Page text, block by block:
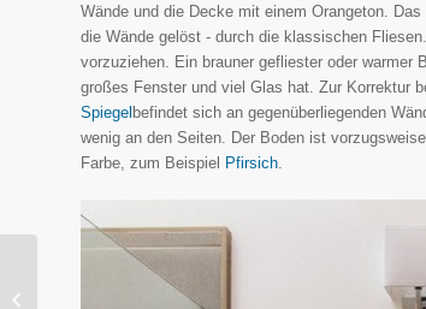
Wände und die Decke mit einem Orangeton.
die Wände gelöst - durch die klassischen
vorzuziehen. Ein brauner gefliester oder
großes Fenster und viel Glas hat. Zur Korrektur
Spiegel befindet sich an gegenüberliegenden
wenig an den Seiten. Der Boden ist
Farbe, zum Beispiel Pfirsich
Vorhänge - das